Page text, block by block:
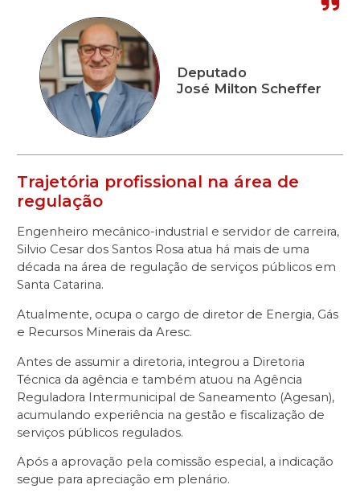
Deputado
José Milton Scheffer
Trajetória profissional na área de
regulação
Engenheiro mecânico-industrial e servidor de carreira,
Silvio Cesar dos Santos Rosa atua há mais de uma
década na área de regulação de serviços públicos em
Santa Catarina.
Atualmente, ocupa o cargo de diretor de Energia, Gás
e Recursos Minerais da Aresc.
Antes de assumir a diretoria, integrou a Diretoria
Técnica da agência e também atuou na Agência
Reguladora Intermunicipal de Saneamento (Agesan),
acumulando experiência na gestão e fiscalização de
serviços públicos regulados.
Após a aprovação pela comissão especial, a indicação
segue para apreciação em plenário.